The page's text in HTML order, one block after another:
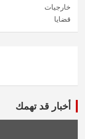
خارجيات
قضايا
أخبار قد تهمك